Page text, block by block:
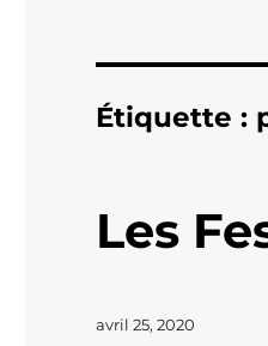
Étiquette :
Les
Publié
avril 25, 2020